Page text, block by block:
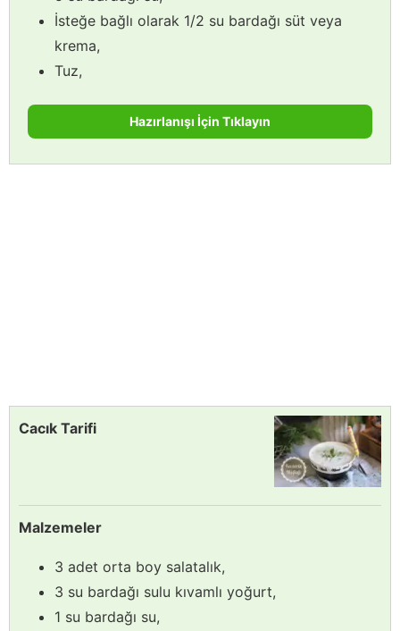
İsteğe bağlı olarak 1/2 su bardağı süt veya
krema,
Tuz,
Hazırlanışı İçin Tıklayın
Cacık Tarifi
Malzemeler
3 adet orta boy salatalık,
3 su bardağı sulu kıvamlı yoğurt,
1 su bardağı su,